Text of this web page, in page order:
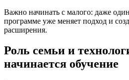
Важно начинать с малого: даже
программе уже меняет подход и
расширения.
Роль семьи и
начинается обучение